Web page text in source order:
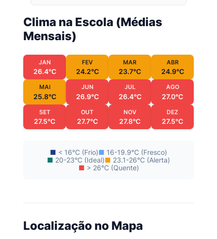
Clima na Escola (Médias
Mensais)
JAN
26.4°C
FEV
24.2°C
MAR
23.7°C
ABR
24.9°C
MAI
25.8°C
JUN
26.9°C
JUL
26.4°C
AGO
27.0°C
SET
27.5°C
OUT
27.7°C
NOV
27.8°C
DEZ
27.5°C
■ < 16°C (Frio)■ 16-19.9°C (Fresco)
■ 20-23°C (Ideal)■ 23.1-26°C (Alerta)
■ > 26°C (Quente)
Localização no Mapa